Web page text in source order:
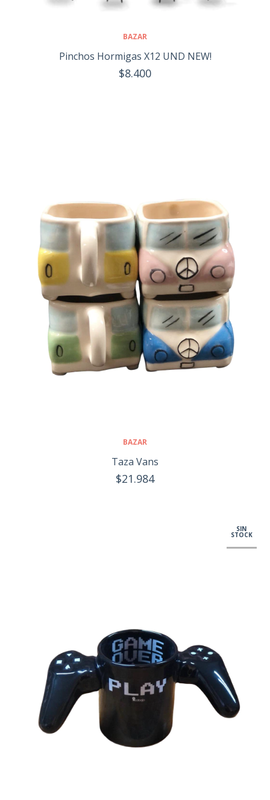
BAZAR
Pinchos Hormigas X12 UND NEW!
$8.400
BAZAR
Taza Vans
$21.984
SIN
STOCK